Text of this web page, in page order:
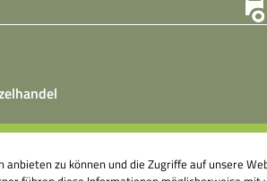
Milchsäurebakterien in klimatisierten
zu können und die Zugriffe auf unsere